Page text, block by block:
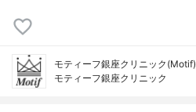
モティーフ銀座クリニック(Motif)
モティーフ銀座クリニック